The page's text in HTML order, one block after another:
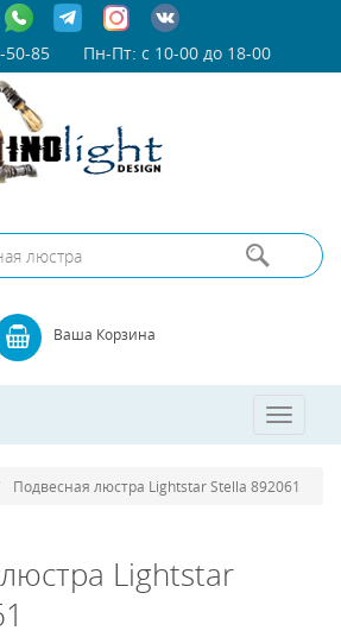
50-85 Пн-Пт: с 10-00 до 18-00
Ваша Корзина
Toggle
Подвесная люстра Lightstar Stella 892061
Lightstar